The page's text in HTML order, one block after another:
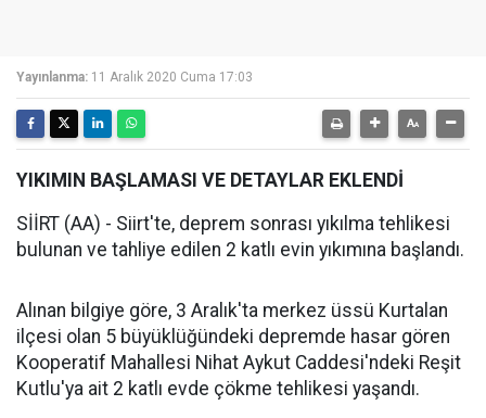
Yayınlanma: 11 Aralık 2020 Cuma 17:03
YIKIMIN BAŞLAMASI VE DETAYLAR EKLENDİ
SİİRT (AA) - Siirt'te, deprem sonrası yıkılma tehlikesi
bulunan ve tahliye edilen 2 katlı evin yıkımına başlandı.
Alınan bilgiye göre, 3 Aralık'ta merkez üssü Kurtalan
ilçesi olan 5 büyüklüğündeki depremde hasar gören
Kooperatif Mahallesi Nihat Aykut Caddesi'ndeki Reşit
Kutlu'ya ait 2 katlı evde çökme tehlikesi yaşandı.